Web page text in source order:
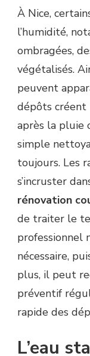
À Nice,
l’humidité,
ombragées,
végétalisés.
peuvent
dépôts
après la pluie
simple
toujours. Les
s’incruster
rénovation
de traiter le
professionnel
nécessaire,
plus, il peut
préventif
rapide des
L’eau